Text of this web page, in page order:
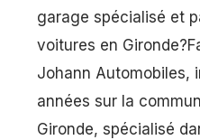
garage spécialisé et
voitures en
Johann Automobiles,
années sur la
Gironde, spécialisé